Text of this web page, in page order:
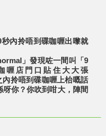
秒內拎唔到碟咖喱出嚟就
」發現咗一間叫「9
喱店門口貼住大大張
拎唔到碟咖喱上枱嘅話
你？你吹到咁大，陣間